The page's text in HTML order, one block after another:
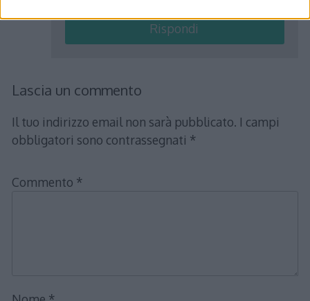
Rispondi
Lascia un commento
Il tuo indirizzo email non sarà pubblicato. I campi
obbligatori sono contrassegnati *
Commento *